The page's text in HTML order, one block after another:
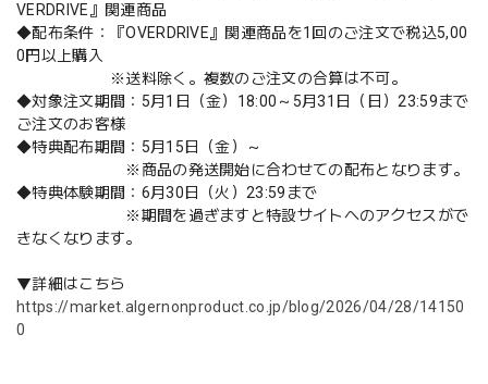
VERDRIVE』関連商品
◆配布条件：『OVERDRIVE』関連商品を1回のご注文で税込5,00
0円以上購入
※送料除く。複数のご注文の合算は不可。
◆対象注文期間：5月1日（金）18:00～5月31日（日）23:59まで
ご注文のお客様
◆特典配布期間：5月15日（金）～
※商品の発送開始に合わせての配布となります。
◆特典体験期間：6月30日（火）23:59まで
※期間を過ぎますと特設サイトへのアクセスがで
きなくなります。
▼詳細はこちら
https://market.algernonproduct.co.jp/blog/2026/04/28/14150
0